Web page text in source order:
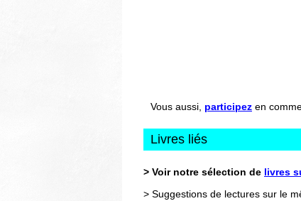
Vous aussi, participez en
Livres liés
> Voir notre sélection de livres
> Suggestions de lectures sur le